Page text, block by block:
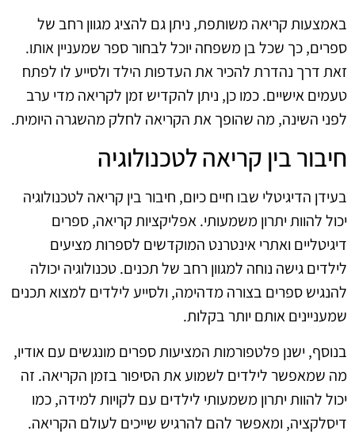
באמצעות קריאה משותפת, ניתן גם להציג מגוון רחב של
ספרים, כך שכל בן משפחה יוכל לבחור ספר שמעניין אותו.
זאת דרך נהדרת להכיר את העדפות הילד ולסייע לו לפתח
טעמים אישיים. כמו כן, ניתן להקדיש זמן לקריאה מדי ערב
לפני השינה, מה שהופך את הקריאה לחלק מהשגרה היומית.
חיבור בין קריאה לטכנולוגיה
בעידן הדיגיטלי שבו חיים כיום, חיבור בין קריאה לטכנולוגיה
יכול להוות יתרון משמעותי. אפליקציות קריאה, ספרים
דיגיטליים ואתרי אינטרנט המוקדשים לספרות מציעים
לילדים גישה נוחה למגוון רחב של תכנים. טכנולוגיה יכולה
להנגיש ספרים בצורה מדהימה, ולסייע לילדים למצוא תכנים
שמעניינים אותם יותר בקלות.
בנוסף, ישנן פלטפורמות המציעות ספרים מונגשים עם אודיו,
מה שמאפשר לילדים לשמוע את הסיפור בזמן הקריאה. זה
יכול להוות יתרון משמעותי לילדים עם לקויות למידה, כמו
דיסלקציה, ומאפשר להם להרגיש שייכים לעולם הקריאה.